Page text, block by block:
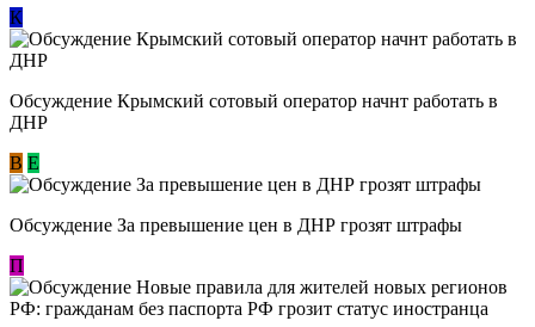
К
Обсуждение Крымский сотовый оператор начнт работать в
ДНР
В E
Обсуждение За превышение цен в ДНР грозят штрафы
П